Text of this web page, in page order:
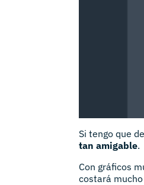
Si tengo que
tan amigable.
Con gráficos
costará